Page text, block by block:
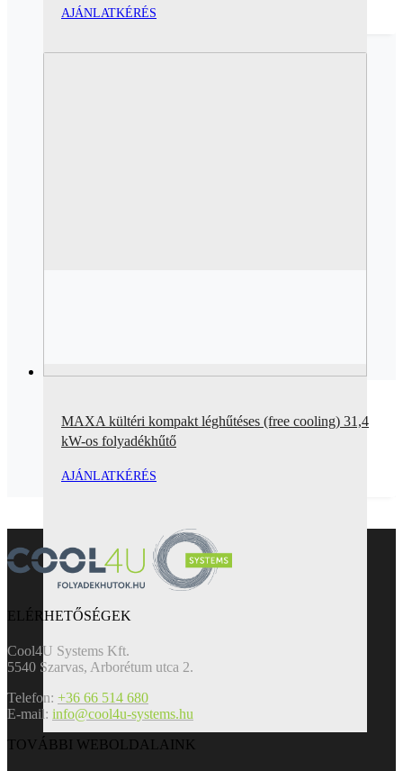
AJÁNLATKÉRÉS
MAXA kültéri kompakt léghűtéses (free cooling) 31,4
kW-os folyadékhűtő
AJÁNLATKÉRÉS
ELÉRHETŐSÉGEK
Cool4U Systems Kft.
5540 Szarvas, Arborétum utca 2.
Telefon: +36 66 514 680
E-mail: info@cool4u-systems.hu
TOVÁBBI WEBOLDALAINK